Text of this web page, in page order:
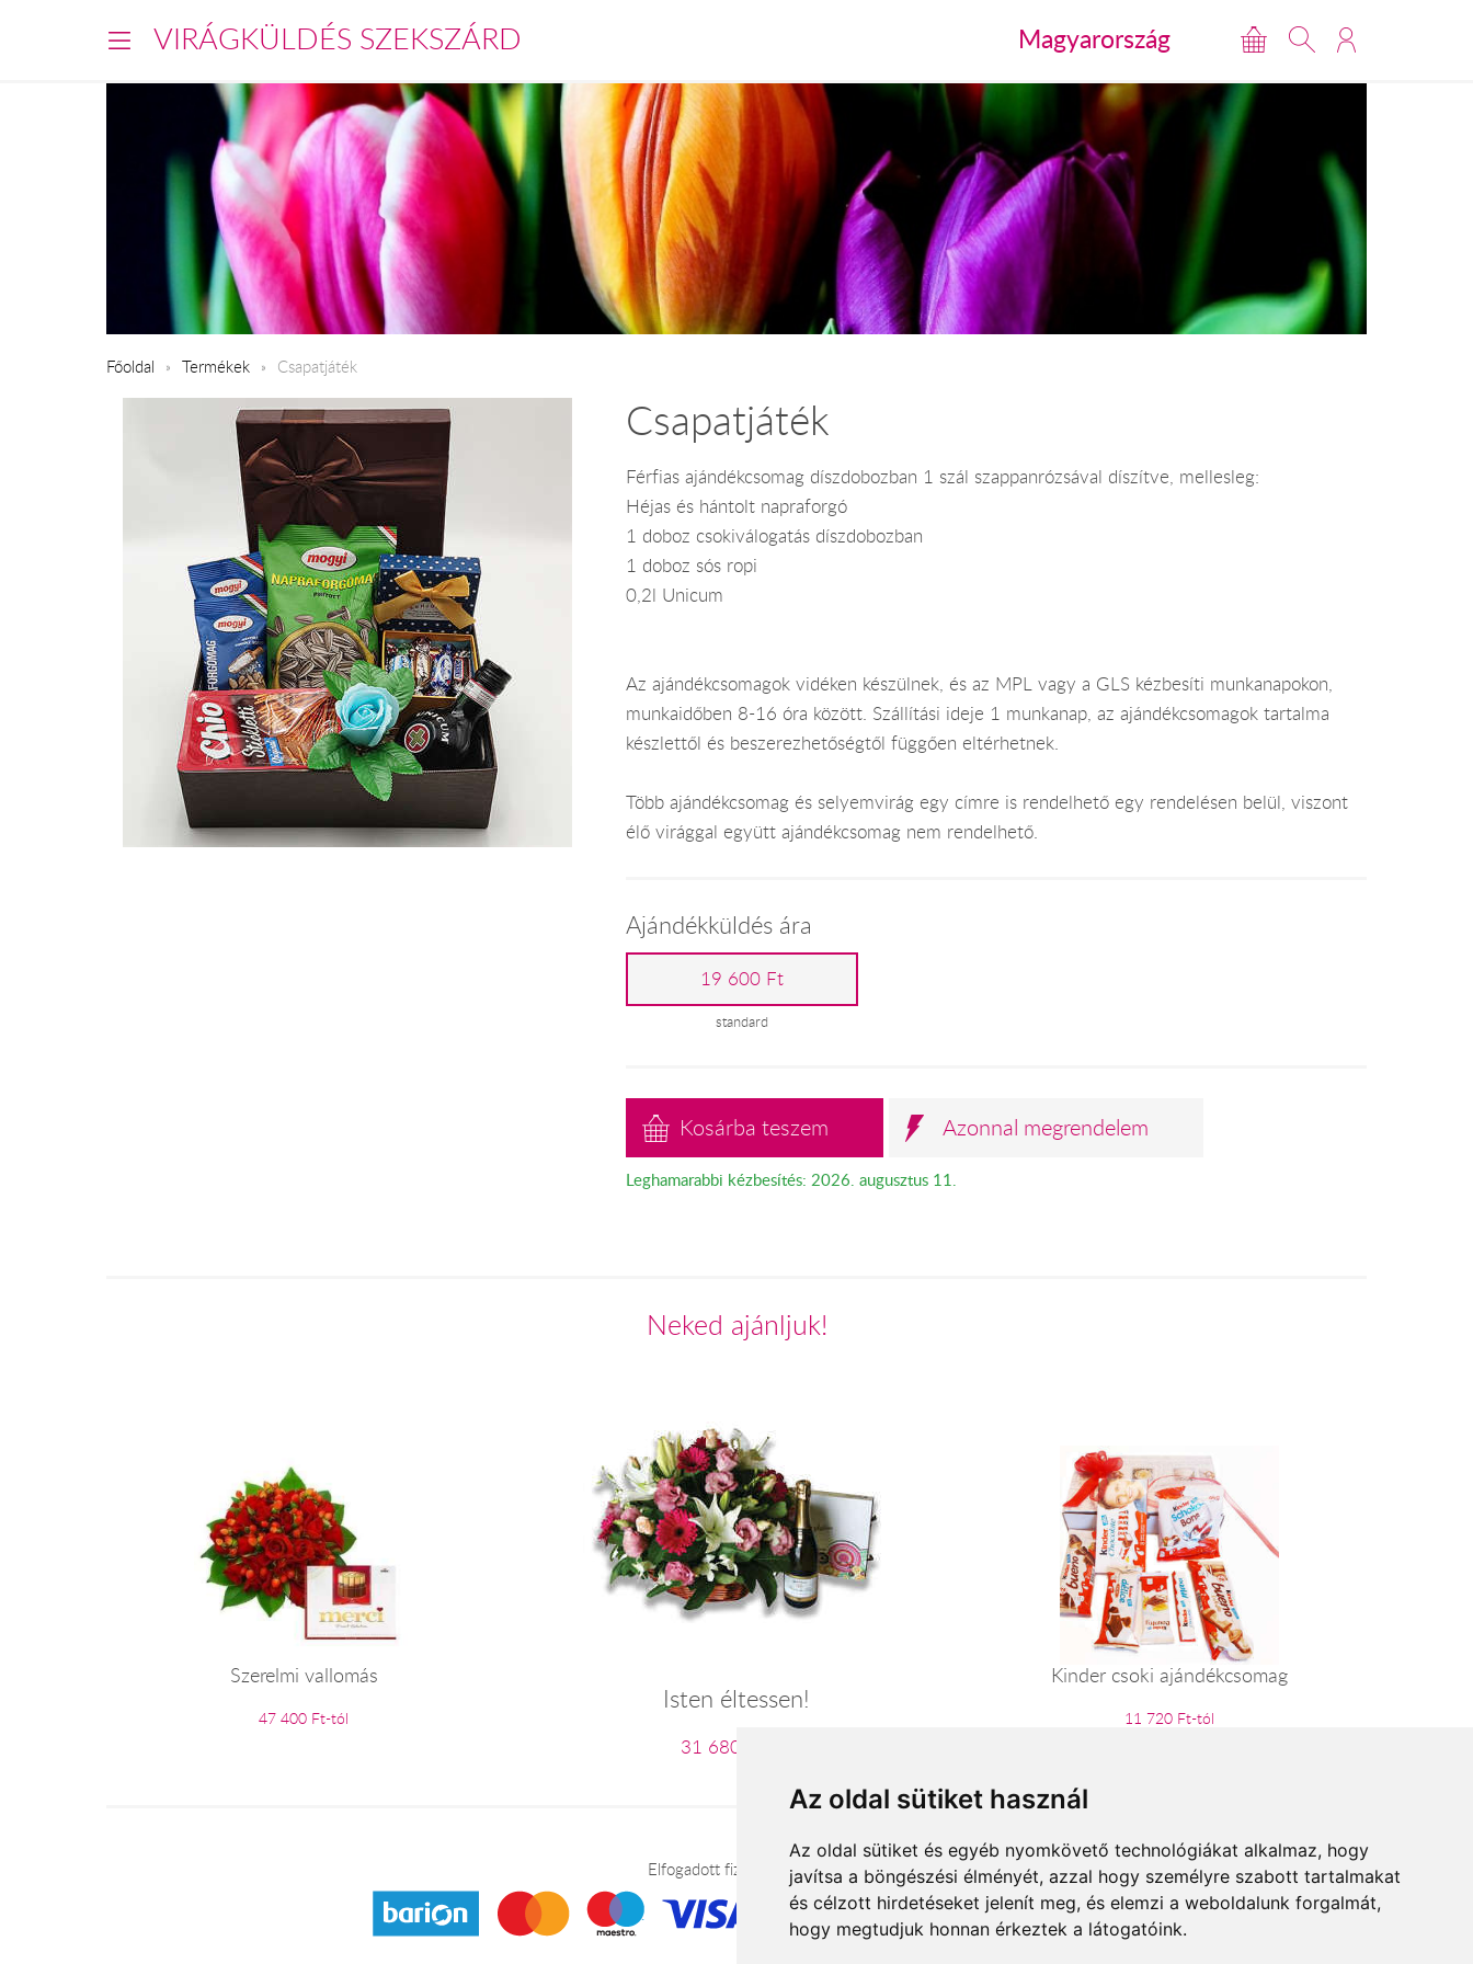
Az oldal sütiket használ
Az oldal sütiket és egyéb nyomkövető technológiákat alkalmaz, hogy
javítsa a böngészési élményét, azzal hogy személyre szabott tartalmakat
és célzott hirdetéseket jelenít meg, és elemzi a weboldalunk forgalmát,
hogy megtudjuk honnan érkeztek a látogatóink.
VIRÁGKÜLDÉS SZEKSZÁRD Magyarország
Főoldal Termékek Csapatjáték
Csapatjáték
Férfias ajándékcsomag díszdobozban 1 szál szappanrózsával díszítve, mellesleg:
Héjas és hántolt napraforgó
1 doboz csokiválogatás díszdobozban
1 doboz sós ropi
0,2l Unicum
Az ajándékcsomagok vidéken készülnek, és az MPL vagy a GLS kézbesíti munkanapokon,
munkaidőben 8-16 óra között. Szállítási ideje 1 munkanap, az ajándékcsomagok tartalma
készlettől és beszerezhetőségtől függően eltérhetnek.
Több ajándékcsomag és selyemvirág egy címre is rendelhető egy rendelésen belül, viszont
élő virággal együtt ajándékcsomag nem rendelhető.
Ajándékküldés ára
19 600 Ft
standard
Kosárba teszem Azonnal megrendelem
Leghamarabbi kézbesítés: 2026. augusztus 11.
Neked ajánljuk!
Szerelmi vallomás
47 400 Ft-tól
Isten éltessen!
31 680 Ft-tól
Kinder csoki ajándékcsomag
11 720 Ft-tól
Elfogadott fizetési módok